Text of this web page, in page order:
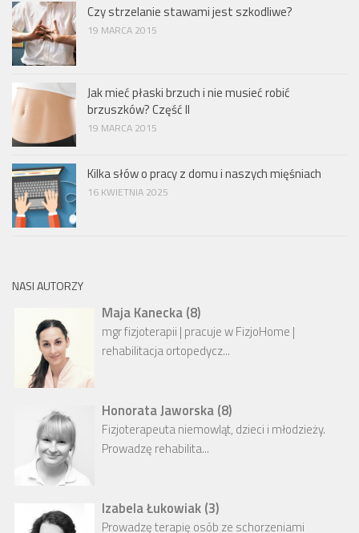
Czy strzelanie stawami jest szkodliwe?
19 MARCA 2015
Jak mieć płaski brzuch i nie musieć robić
brzuszków? Część II
19 MARCA 2015
Kilka słów o pracy z domu i naszych mięśniach
16 KWIETNIA 2025
NASI AUTORZY
Maja Kanecka (8)
mgr fizjoterapii | pracuje w FizjoHome |
rehabilitacja ortopedycz...
Honorata Jaworska (8)
Fizjoterapeuta niemowląt, dzieci i młodzieży.
Prowadzę rehabilita...
Izabela Łukowiak (3)
Prowadzę terapię osób ze schorzeniami